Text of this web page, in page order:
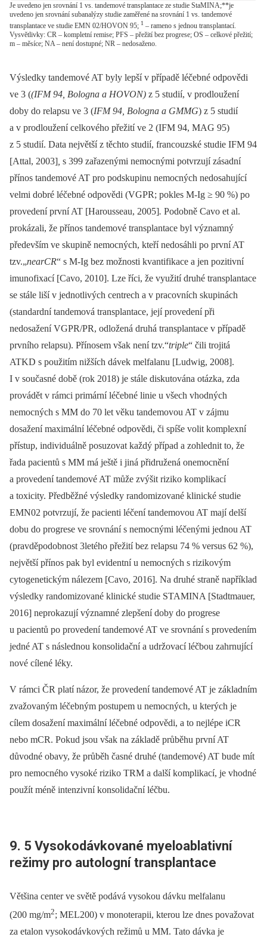
Je uvedeno jen srovnání 1 vs. tandemové transplantace ze studie StaMINA;**je
uvedeno jen srovnání subanalýzy studie zaměřené na srovnání 1 vs. tandemové
transplantace ve studie EMN 02/HOVON 95; 1 – rameno s jednou transplantací.
Vysvětlivky: CR – kompletní remise; PFS – přežití bez progrese; OS – celkové přežití;
m – měsíce; NA – není dostupné; NR – nedosaženo.
Výsledky tandemové AT byly lepší v případě léčebné odpovědi
ve 3 ((IFM 94, Bologna a HOVON) z 5 studií, v prodloužení
doby do relapsu ve 3 (IFM 94, Bologna a GMMG) z 5 studií
a v prodloužení celkového přežití ve 2 (IFM 94, MAG 95)
z 5 studií. Data největší z těchto studií, francouzské studie IFM 94
[Attal, 2003] s 399 zařazenými nemocnými potvrzují zásadní
přínos tandemové AT pro podskupinu nemocných nedosahující
velmi dobré léčebné odpovědi (VGPR; pokles M-Ig ≥ 90 %) po
provedení první AT [Harousseau, 2005]. Podobně Cavo et al.
prokázali, že přínos tandemové transplantace byl významný
především ve skupině nemocných, kteří nedosáhli po první AT
tzv.„nearCR“ s M-Ig bez možnosti kvantifikace a jen pozitivní
imunofixací [Cavo, 2010]. Lze říci, že využití druhé transplantace
se stále liší v jednotlivých centrech a v pracovních skupinách
(standardní tandemová transplantace, její provedení při
nedosažení VGPR/PR, odložená druhá transplantace v případě
prvního relapsu). Přínosem však není tzv.“triple“ čili trojitá
ATKD s použitím nižších dávek melfalanu [Ludwig, 2008].
I v současné době (rok 2018) je stále diskutována otázka, zda
provádět v rámci primární léčebné linie u všech vhodných
nemocných s MM do 70 let věku tandemovou AT v zájmu
dosažení maximální léčebné odpovědi, či spíše volit komplexní
přístup, individuálně posuzovat každý případ a zohlednit to, že
řada pacientů s MM má ještě i jiná přidružená onemocnění
a provedení tandemové AT může zvýšit riziko komplikací
a toxicity. Předběžné výsledky randomizované klinické studie
EMN02 potvrzují, že pacienti léčení tandemovou AT mají delší
dobu do progrese ve srovnání s nemocnými léčenými jednou AT
(pravděpodobnost 3letého přežití bez relapsu 74 % versus 62 %),
největší přínos pak byl evidentní u nemocných s rizikovým
cytogenetickým nálezem [Cavo, 2016]. Na druhé straně například
výsledky randomizované klinické studie STAMINA [Stadtmauer,
2016] neprokazují významné zlepšení doby do progrese
u pacientů po provedení tandemové AT ve srovnání s provedením
jedné AT s následnou konsolidační a udržovací léčbou zahrnující
nové cílené léky.
V rámci ČR platí názor, že provedení tandemové AT je základním
zvažovaným léčebným postupem u nemocných, u kterých je
cílem dosažení maximální léčebné odpovědi, a to nejlépe iCR
nebo mCR. Pokud jsou však na základě průběhu první AT
důvodné obavy, že průběh časné druhé (tandemové) AT bude mít
pro nemocného vysoké riziko TRM a další komplikací, je vhodné
použít méně intenzivní konsolidační léčbu.
9. 5 Vysokodávkované myeloablativní
režimy pro autologní transplantace
Většina center ve světě podává vysokou dávku melfalanu
(200 mg/m2; MEL200) v monoterapii, kterou lze dnes považovat
za etalon vysokodávkových režimů u MM. Tato dávka je